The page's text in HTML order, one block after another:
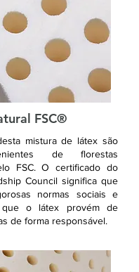
FSC®
mistura de látex são
de florestas
FSC. O certificado do
Council significa que
normas sociais e
que o látex provém de
de forma responsável.